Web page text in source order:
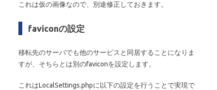
これは仮の画像なので、別途修正しておきます。
faviconの設定
移転先のサーバでも他のサービスと同居することになりま
すが、そちらとは別のfaviconを設定します。
これはLocalSettings.phpに以下の設定を行うことで実現で